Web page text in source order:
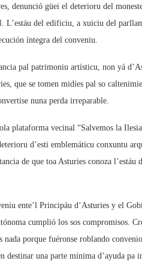
denunció güei el deterioru del
del edificiu, a xuiciu del
íntegra del conveniu.
pal patrimoniu artísticu, non yá
que se tomen midíes pal so
nuna perda irreparable.
plataforma vecinal “Salvemos la
d’esti emblemáticu conxuntu
de que toa Asturies conoza l’estáu
ente’l Principáu d’Asturies y el
cumplió los sos compromisos.
porque fuéronse roblando
destinar una parte mínima d’ayuda pa